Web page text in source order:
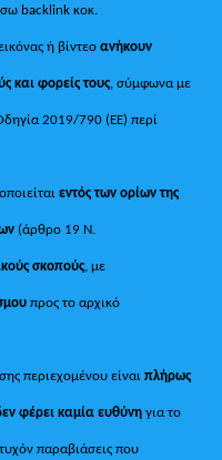
backlink κοκ.
ή βίντεοανήκουν
και φορείς τους, σύμφωνα με
2019/790 (ΕΕ) περί
εντός των ορίων της
(άρθρο 19 Ν.
σκοπούς, με
προς το αρχικό
περιεχομένου είναιπλήρως
φέρει καμία ευθύνηγια το
παραβιάσεις που